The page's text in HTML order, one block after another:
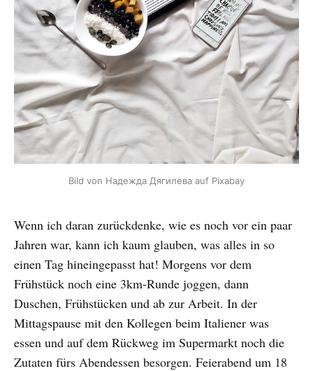
Bild von Надежда Дягилева auf Pixabay
Wenn ich daran zurückdenke, wie es noch vor ein paar
Jahren war, kann ich kaum glauben, was alles in so
einen Tag hineingepasst hat! Morgens vor dem
Frühstück noch eine 3km-Runde joggen, dann
Duschen, Frühstücken und ab zur Arbeit. In der
Mittagspause mit den Kollegen beim Italiener was
essen und auf dem Rückweg im Supermarkt noch die
Zutaten fürs Abendessen besorgen. Feierabend um 18